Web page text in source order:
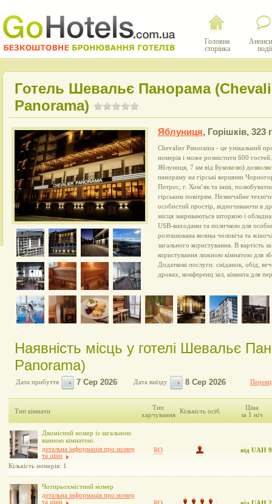
Головна
сторінка
події
Готель Шевальє Панорама
Panorama)
Яблуниця, Горішків, 323 г
Chevalier Panorama - це унікальний
номерів і може розмістити 600
Яблуниця, 7 км від Буковелю)
панораму на гірські вершини
Петрос, г. Хом‘як та інші,
гірським повітрям. Незвичайне
особистий простір, відпочиваючи в
місця закриваються шторкою і
USB-виходами та поличкою для
розташована велика чоловіча та
загального користування. В вартість
користування лижною кімнатою для
Додаткові послуги: сніданок, обід,
дровах, конференц зал, кімната для
Наявність місць у готелі Шевальє
Panorama)
Дата прибуття Дата виїзду
Тип кімнати
Тип
харчування
Кількість осіб
Ціна
за 1 ніч
Двомісний номер із загальною
ванною кімнатою.
детальна інформація про номер
та ціни
Кількість номерів: 1
RO від UAH
Чотирьохмістний номер
детальна інформація про номер
та ціни